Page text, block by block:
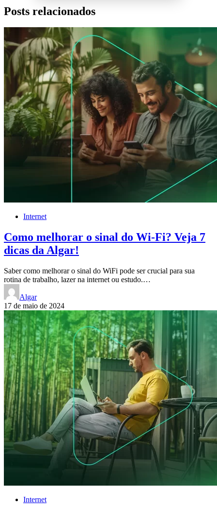
Posts relacionados
Internet
Como melhorar o sinal do Wi-Fi? Veja 7
dicas da Algar!
Saber como melhorar o sinal do WiFi pode ser crucial para sua
rotina de trabalho, lazer na internet ou estudo.…
Algar
17 de maio de 2024
Internet